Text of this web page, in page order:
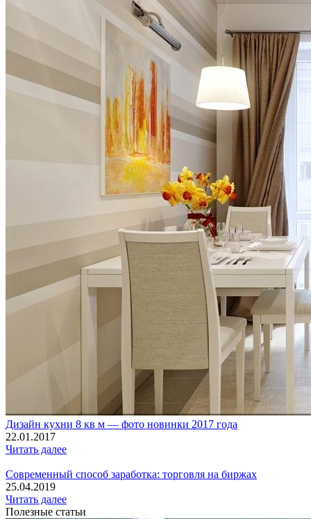
Дизайн кухни 8 кв м — фото новинки 2017 года
22.01.2017
Читать далее
Современный способ заработка: торговля на биржах
25.04.2019
Читать далее
Полезные статьи